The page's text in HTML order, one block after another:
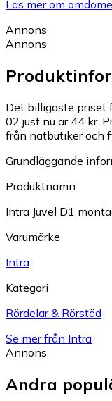
Läs mer om
Annons
Annons
Det billigaste priset
02 just nu är 44 kr.
från nätbutiker och
Grundläggande
Produktnamn
Intra Juvel D1
Varumärke
Intra
Kategori
Rördelar & Rörstöd
Se mer från Intra
Annons
Andra